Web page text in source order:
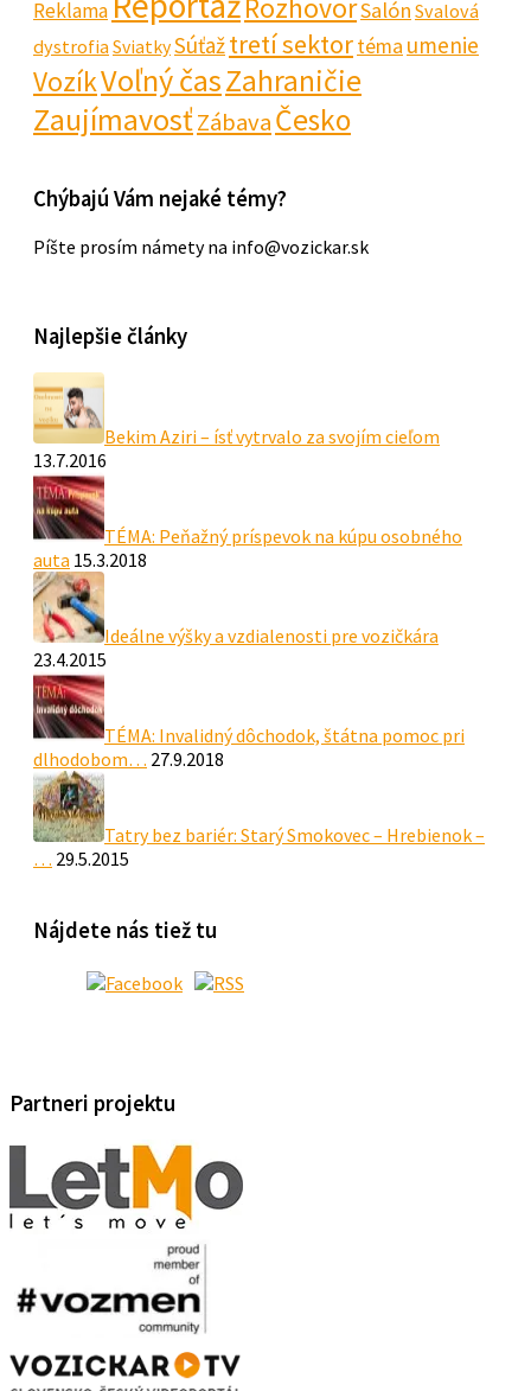
Reklama RozhovorSalón Svalová
dystrofiaSviatkySúťažtretí sektortéma umenie
VozíkVoľný časZahraničie
ZaujímavosťZábavaČesko
Chýbajú Vám nejaké témy?
Píšte prosím námety na info@vozickar.sk
Najlepšie články
Bekim Aziri – ísť vytrvalo za svojím cieľom
13.7.2016
TÉMA: Peňažný príspevok na kúpu osobného
auta 15.3.2018
Ideálne výšky a vzdialenosti pre vozičkára
23.4.2015
TÉMA: Invalidný dôchodok, štátna pomoc pri
dlhodobom… 27.9.2018
Tatry bez bariér: Starý Smokovec – Hrebienok –
… 29.5.2015
Nájdete nás tiež tu
Partneri projektu